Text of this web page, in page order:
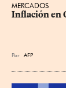
MERCADOS
Inflación en
Por AFP